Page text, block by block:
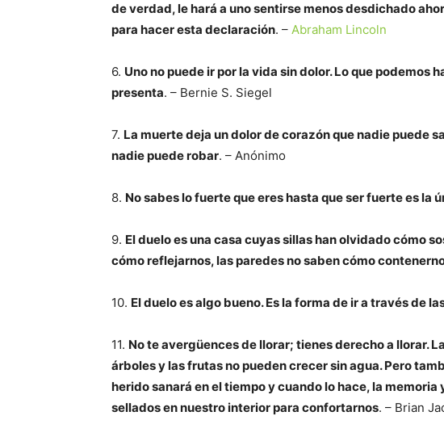
de verdad, le hará a uno sentirse menos desdichado
para hacer esta declaración. – Abraham Lincoln
6. Uno no puede ir por la vida sin dolor. Lo que podemos
presenta. – Bernie S. Siegel
7. La muerte deja un dolor de corazón que nadie puede
nadie puede robar. – Anónimo
8. No sabes lo fuerte que eres hasta que ser fuerte es la
9. El duelo es una casa cuyas sillas han olvidado cómo
cómo reflejarnos, las paredes no saben cómo
10. El duelo es algo bueno. Es la forma de ir a través de
11. No te avergüences de llorar; tienes derecho a llorar.
árboles y las frutas no pueden crecer sin agua. Pero
herido sanará en el tiempo y cuando lo hace, la
sellados en nuestro interior para confortarnos. – Brian